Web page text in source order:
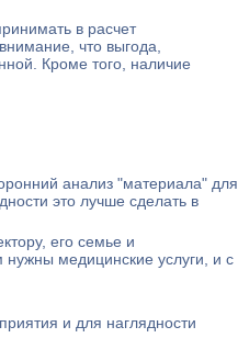
в расчет
что выгода,
Кроме того, наличие
анализ "материала" для
это лучше сделать в
его семье и
медицинские услуги, и с
и для наглядности